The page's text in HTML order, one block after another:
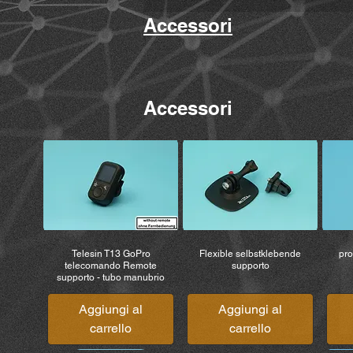
Accessori
Telesin T13 GoPro
telecomando Remote
supporto - tubo manubrio
Aggiungi al
carrello
Flexible selbstklebende
supporto
Aggiungi al
carrello
Accessori